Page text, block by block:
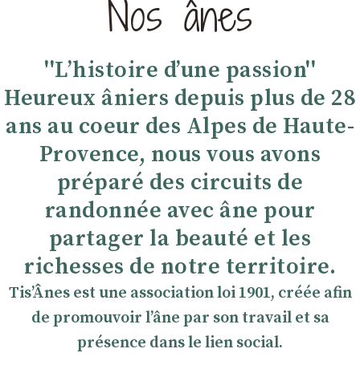
Nos ânes
''Lʼhistoire dʼune passion''
Heureux âniers depuis plus de 28
ans au coeur des Alpes de Haute-
Provence, nous vous avons
préparé des circuits de
randonnée avec âne pour
partager la beauté et les
richesses de notre territoire.
TisʼÂnes est une association loi 1901, créée afin
de promouvoir lʼâne par son travail et sa
présence dans le lien social.